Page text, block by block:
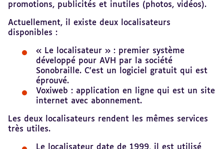
promotions, publicités et inutiles (photos, vidéos).
Actuellement, il existe deux localisateurs
disponibles :
« Le localisateur » : premier système
développé pour AVH par la société
Sonobraille. C'est un logiciel gratuit qui est
éprouvé.
Voxiweb : application en ligne qui est un site
internet avec abonnement.
Les deux localisateurs rendent les mêmes services
très utiles.